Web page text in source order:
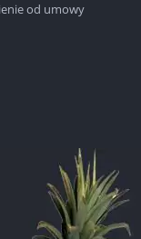
od umowy